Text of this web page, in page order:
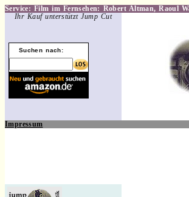
Service: Film im Fernsehen: Robert Altman, Raoul
Ihr Kauf unterstützt Jump Cut
Suchen nach:
Impressum